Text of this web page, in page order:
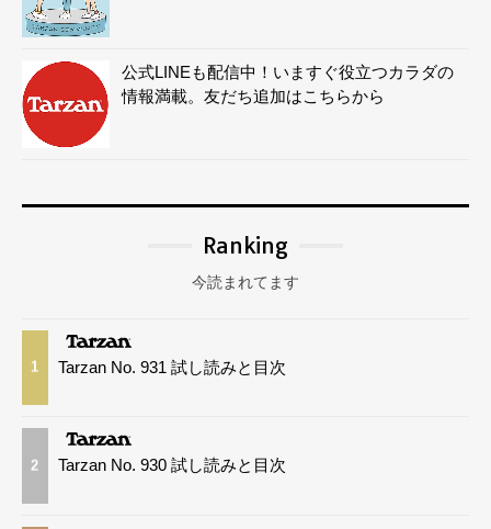
公式LINEも配信中！いますぐ役立つカラダの
情報満載。友だち追加はこちらから
Ranking
今読まれてます
1 Tarzan No. 931 試し読みと目次
2 Tarzan No. 930 試し読みと目次